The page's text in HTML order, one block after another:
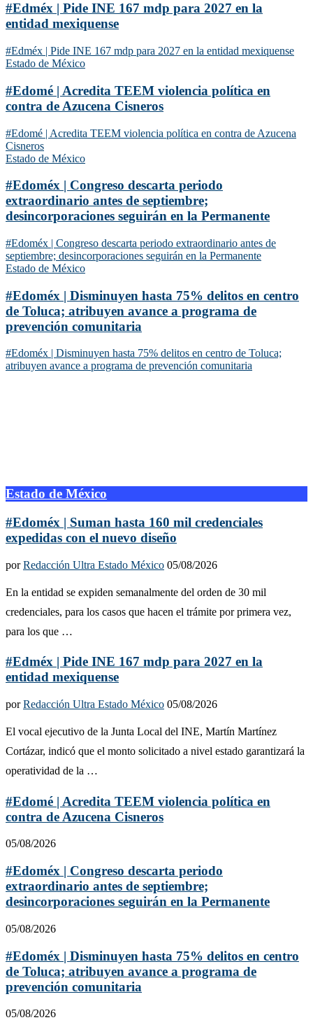
#Edméx | Pide INE 167 mdp para 2027 en la
entidad mexiquense
#Edméx | Pide INE 167 mdp para 2027 en la entidad mexiquense
Estado de México
#Edomé | Acredita TEEM violencia política en
contra de Azucena Cisneros
#Edomé | Acredita TEEM violencia política en contra de Azucena
Cisneros
Estado de México
#Edoméx | Congreso descarta periodo
extraordinario antes de septiembre;
desincorporaciones seguirán en la Permanente
#Edoméx | Congreso descarta periodo extraordinario antes de
septiembre; desincorporaciones seguirán en la Permanente
Estado de México
#Edoméx | Disminuyen hasta 75% delitos en centro
de Toluca; atribuyen avance a programa de
prevención comunitaria
#Edoméx | Disminuyen hasta 75% delitos en centro de Toluca;
atribuyen avance a programa de prevención comunitaria
Estado de México
#Edoméx | Suman hasta 160 mil credenciales
expedidas con el nuevo diseño
porRedacción Ultra Estado México 05/08/2026
En la entidad se expiden semanalmente del orden de 30 mil
credenciales, para los casos que hacen el trámite por primera vez,
para los que …
#Edméx | Pide INE 167 mdp para 2027 en la
entidad mexiquense
porRedacción Ultra Estado México 05/08/2026
El vocal ejecutivo de la Junta Local del INE, Martín Martínez
Cortázar, indicó que el monto solicitado a nivel estado garantizará la
operatividad de la …
#Edomé | Acredita TEEM violencia política en
contra de Azucena Cisneros
05/08/2026
#Edoméx | Congreso descarta periodo
extraordinario antes de septiembre;
desincorporaciones seguirán en la Permanente
05/08/2026
#Edoméx | Disminuyen hasta 75% delitos en centro
de Toluca; atribuyen avance a programa de
prevención comunitaria
05/08/2026